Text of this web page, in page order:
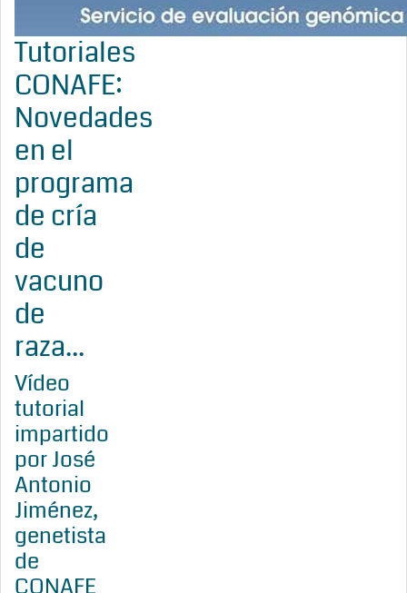
Tutoriales
CONAFE:
Novedades
en el
programa
de cría
de
vacuno
de
raza...
Vídeo
tutorial
impartido
por José
Antonio
Jiménez,
genetista
de